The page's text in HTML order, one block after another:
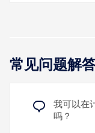
Für den
Restrained
Verfügung.
在按照美国规
常见问题解
我可以在
吗？